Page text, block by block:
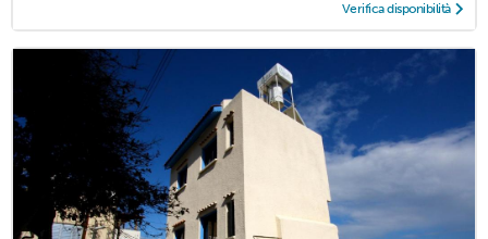
Verifica disponibilità